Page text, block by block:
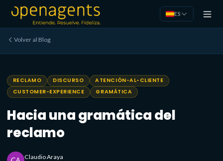
Saltar al contenido principal
ES
Volver al Blog
RECLAMO DISCURSO
ATENCIÓN-AL-CLIENTE
CUSTOMER-EXPERIENCE
GRAMÁTICA
Hacia una gramática del
reclamo
Claudio Araya